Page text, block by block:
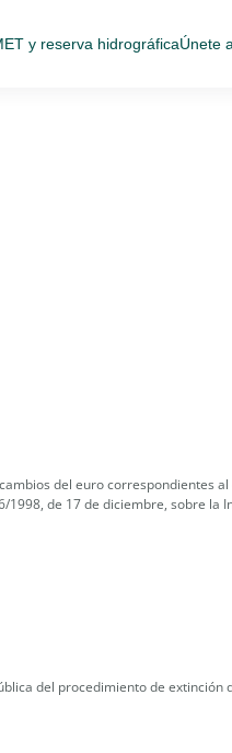
y reserva hidrográficaÚnete
del euro correspondientes
de 17 de diciembre, sobre la
del procedimiento de extinción